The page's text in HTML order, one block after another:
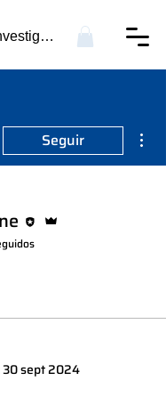
Investigación...
Seguir
30 sept 2024